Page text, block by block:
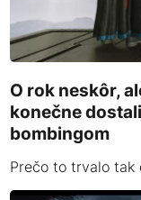
O rok neskôr,
konečne
bombingom
Prečo to trvalo tak